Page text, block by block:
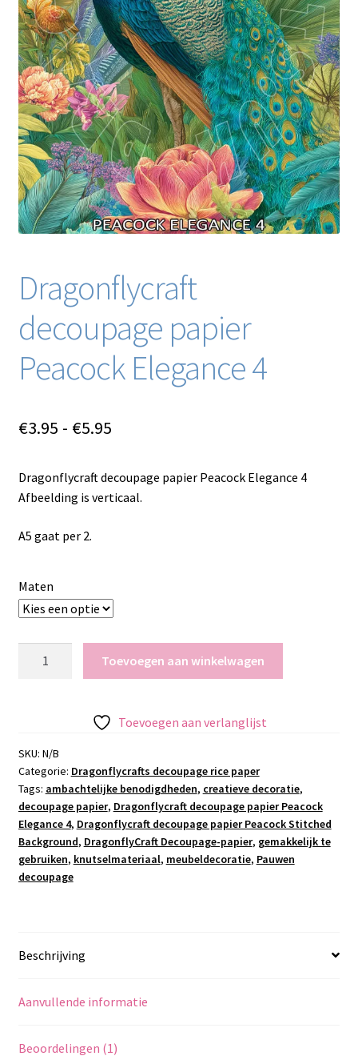
Dragonflycraft
decoupage papier
Peacock Elegance 4
€3.95 - €5.95Prijsklasse:
tot
Dragonflycraft decoupage papier Peacock Elegance 4
Afbeelding is verticaal.
A5 gaat per 2.
Maten
4
aantal
Toevoegen aan winkelwagen
Toevoegen aan verlanglijst
SKU: N/B
Categorie: Dragonflycrafts decoupage rice paper
Tags: ambachtelijke benodigdheden, creatieve decoratie,
decoupage papier, Dragonflycraft decoupage papier Peacock
Elegance 4, Dragonflycraft decoupage papier Peacock Stitched
Background, DragonflyCraft Decoupage-papier, gemakkelijk te
gebruiken, knutselmateriaal, meubeldecoratie, Pauwen
decoupage
Beschrijving
Aanvullende informatie
Beoordelingen (1)